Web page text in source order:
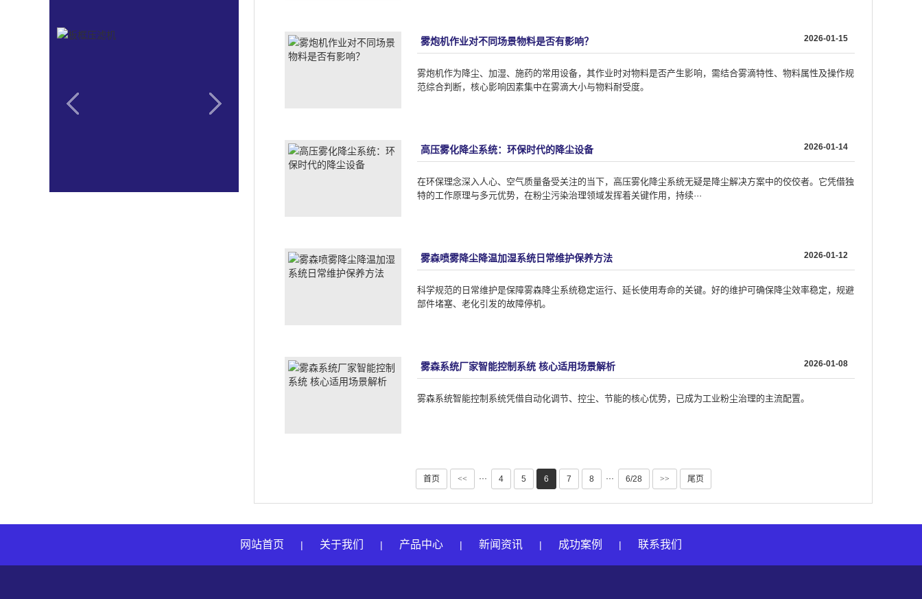
雾炮机作业对不同场景物料是否有影响？ 2026-01-15
雾炮机作为降尘、加湿、施药的常用设备，其作业时对物料是否产生影响，需结合雾滴特性、物料属性及操作规
范综合判断，核心影响因素集中在雾滴大小与物料耐受度。
高压雾化降尘系统：环保时代的降尘设备 2026-01-14
在环保理念深入人心、空气质量备受关注的当下，高压雾化降尘系统无疑是降尘解决方案中的佼佼者。它凭借独
特的工作原理与多元优势，在粉尘污染治理领域发挥着关键作用，持续···
雾森喷雾降尘降温加湿系统日常维护保养方法 2026-01-12
科学规范的日常维护是保障雾森降尘系统稳定运行、延长使用寿命的关键。好的维护可确保降尘效率稳定，规避
部件堵塞、老化引发的故障停机。
雾森系统厂家智能控制系统 核心适用场景解析 2026-01-08
雾森系统智能控制系统凭借自动化调节、控尘、节能的核心优势，已成为工业粉尘治理的主流配置。
首页 << ··· 4 5 6 7 8 ··· 6/28 >> 尾页
网站首页 | 关于我们 | 产品中心 | 新闻资讯 | 成功案例 | 联系我们